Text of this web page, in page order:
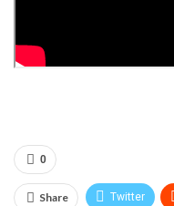
0
Share Twitter